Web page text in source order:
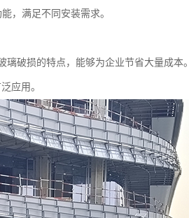
，满足不同安装需求。
破损的特点，能够为企业节省大量成本。
应用。